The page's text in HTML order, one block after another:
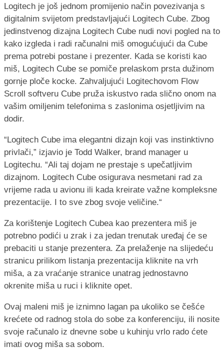
Logitech je još jednom promijenio način povezivanja s
digitalnim svijetom predstavljajući Logitech Cube. Zbog
jedinstvenog dizajna Logitech Cube nudi novi pogled na to
kako izgleda i radi računalni miš omogućujući da Cube
prema potrebi postane i prezenter. Kada se koristi kao
miš, Logitech Cube se pomiče prelaskom prsta dužinom
gornje ploče kocke. Zahvaljujući Logitechovom Flow
Scroll softveru Cube pruža iskustvo rada slično onom na
vašim omiljenim telefonima s zaslonima osjetljivim na
dodir.
“Logitech Cube ima elegantni dizajn koji vas instinktivno
privlači,” izjavio je Todd Walker, brand manager u
Logitechu. “Ali taj dojam ne prestaje s upečatljivim
dizajnom. Logitech Cube osigurava nesmetani rad za
vrijeme rada u avionu ili kada kreirate važne kompleksne
prezentacije. I to sve zbog svoje veličine.“
Za korištenje Logitech Cubea kao prezentera miš je
potrebno podići u zrak i za jedan trenutak uređaj će se
prebaciti u stanje prezentera. Za prelaženje na slijedeću
stranicu prilikom listanja prezentacija kliknite na vrh
miša, a za vraćanje stranice unatrag jednostavno
okrenite miša u ruci i kliknite opet.
Ovaj maleni miš je iznimno lagan pa ukoliko se češće
krećete od radnog stola do sobe za konferenciju, ili nosite
svoje računalo iz dnevne sobe u kuhinju vrlo rado ćete
imati ovog miša sa sobom.